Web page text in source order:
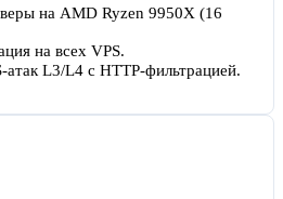
на AMD Ryzen 9950X (16
на всех VPS.
L3/L4 с HTTP-фильтрацией.